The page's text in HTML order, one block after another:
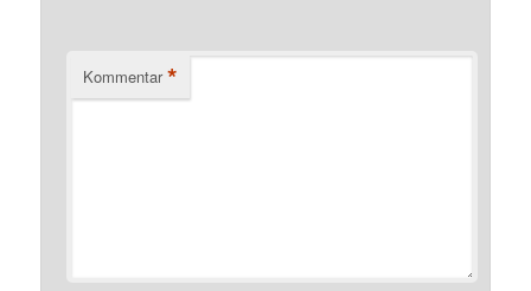
Kommentar *